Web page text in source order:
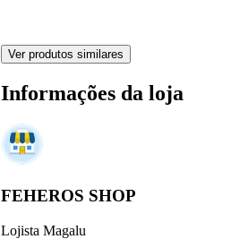
Ver produtos similares
Informações da loja
FEHEROS SHOP
Lojista Magalu